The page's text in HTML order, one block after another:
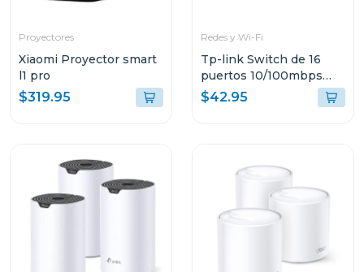
Proyectores
Xiaomi Proyector smart
l1 pro
$319.95
Redes y Wi-Fi
Tp-link Switch de 16
puertos 10/100mbps
para montaje en rack
tlsf10
$42.95